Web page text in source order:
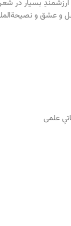
بسیار در
و عشق و
علمی